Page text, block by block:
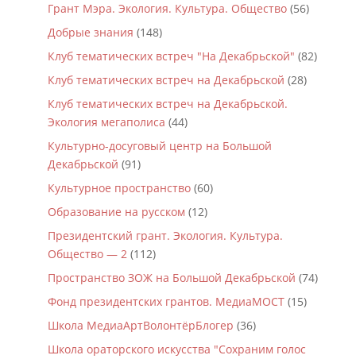
Грант Мэра. Экология. Культура. Общество(56)
Добрые знания (148)
Клуб тематических встреч "На Декабрьской" (82)
Клуб тематических встреч на Декабрьской (28)
Клуб тематических встреч на Декабрьской.
Экология мегаполиса (44)
Культурно-досуговый центр на Большой
Декабрьской (91)
Культурное пространство(60)
Образование на русском (12)
Президентский грант. Экология. Культура.
Общество — 2(112)
Пространство ЗОЖ на Большой Декабрьской (74)
Фонд президентских грантов. МедиаМОСТ(15)
Школа МедиаАртВолонтёрБлогер (36)
Школа ораторского искусства "Сохраним голос